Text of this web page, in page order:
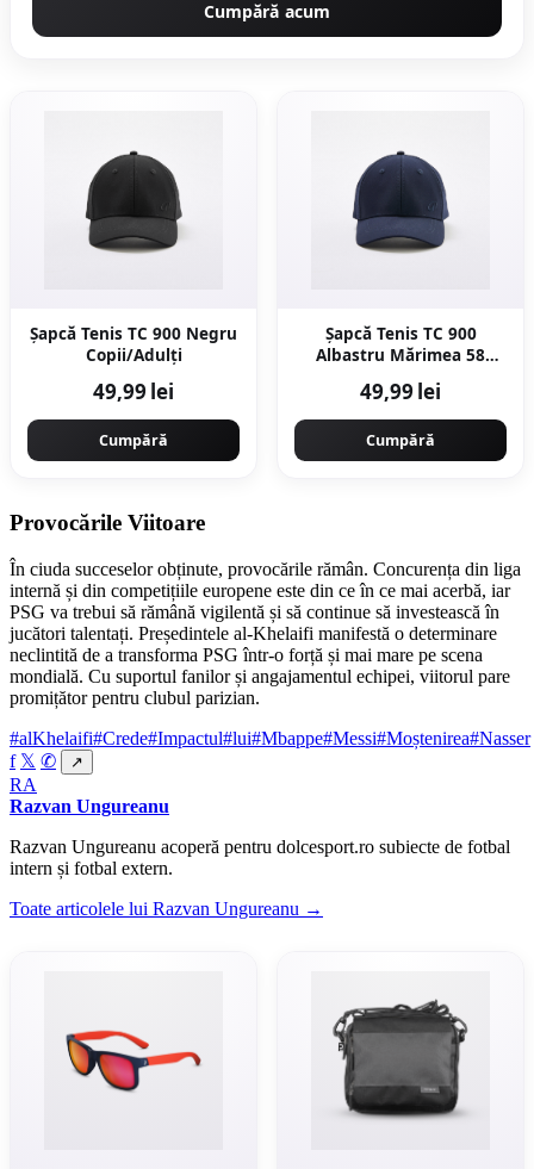
Cumpără acum
Șapcă Tenis TC 900 Negru
Copii/Adulți
49,99 lei
Cumpără
Șapcă Tenis TC 900
Albastru Mărimea 58
49,99 lei
Cumpără
Provocările Viitoare
În ciuda succeselor obținute, provocările rămân. Concurența din liga
internă și din competițiile europene este din ce în ce mai acerbă, iar
PSG va trebui să rămână vigilentă și să continue să investească în
jucători talentați. Președintele al-Khelaifi manifestă o determinare
neclintită de a transforma PSG într-o forță și mai mare pe scena
mondială. Cu suportul fanilor și angajamentul echipei, viitorul pare
promițător pentru clubul parizian.
#alKhelaifi#Crede#Impactul#lui#Mbappe#Messi#Moștenirea#Nasser
f 𝕏 ✆ ↗
RA
Razvan Ungureanu
Razvan Ungureanu acoperă pentru dolcesport.ro subiecte de fotbal
intern și fotbal extern.
Toate articolele lui Razvan Ungureanu →